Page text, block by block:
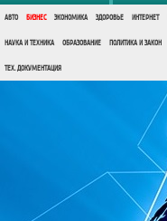
АВТО БИЗНЕС ЭКОНОМИКА ЗДОРОВЬЕ ИНТЕРНЕТ
НАУКА И ТЕХНИКА ОБРАЗОВАНИЕ ПОЛИТИКА И ЗАКОН
ТЕХ. ДОКУМЕНТАЦИЯ